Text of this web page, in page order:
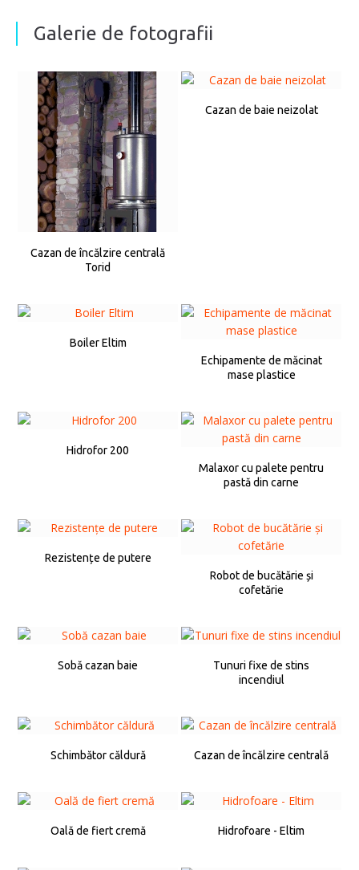
Galerie de fotografii
Cazan de încălzire centrală
Torid
Cazan de baie neizolat
Boiler Eltim
Echipamente de măcinat
mase plastice
Hidrofor 200
Malaxor cu palete pentru
pastă din carne
Rezistențe de putere
Robot de bucătărie și
cofetărie
Sobă cazan baie
Tunuri fixe de stins
incendiul
Schimbător căldură Cazan de încălzire centrală
Oală de fiert cremă Hidrofoare - Eltim